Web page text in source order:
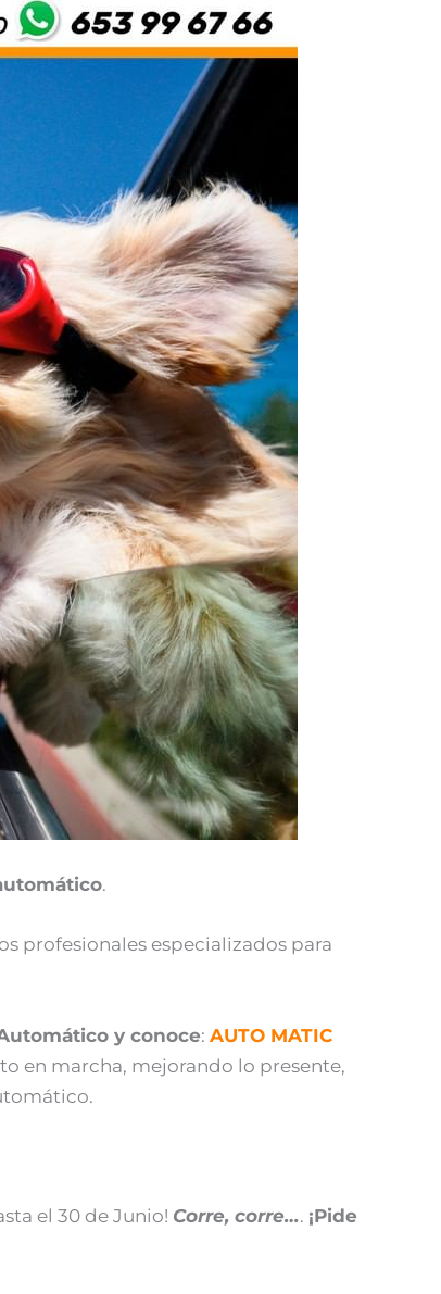
.
profesionales especializados para
y conoce: AUTO MATIC
en marcha, mejorando lo presente,
el 30 de Junio! Corre, corre…. ¡Pide